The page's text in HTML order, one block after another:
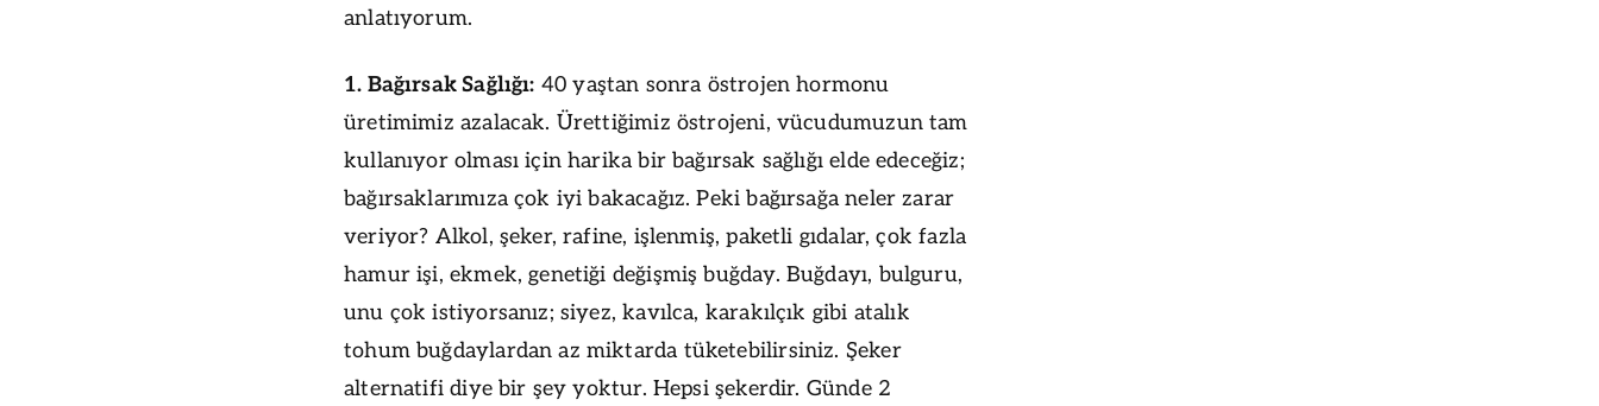
anlatıyorum.
1. Bağırsak Sağlığı: 40 yaştan sonra östrojen hormonu
üretimimiz azalacak. Ürettiğimiz östrojeni, vücudumuzun tam
kullanıyor olması için harika bir bağırsak sağlığı elde edeceğiz;
bağırsaklarımıza çok iyi bakacağız. Peki bağırsağa neler zarar
veriyor? Alkol, şeker, rafine, işlenmiş, paketli gıdalar, çok fazla
hamur işi, ekmek, genetiği değişmiş buğday. Buğdayı, bulguru,
unu çok istiyorsanız; siyez, kavılca, karakılçık gibi atalık
tohum buğdaylardan az miktarda tüketebilirsiniz. Şeker
alternatifi diye bir şey yoktur. Hepsi şekerdir. Günde 2